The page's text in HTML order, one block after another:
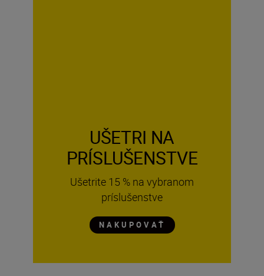
UŠETRI NA
PRÍSLUŠENSTVE
Ušetrite 15 % na vybranom
príslušenstve
NAKUPOVAŤ